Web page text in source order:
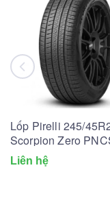
Lốp Pirelli 245/
Scorpion Zero
Liên hệ